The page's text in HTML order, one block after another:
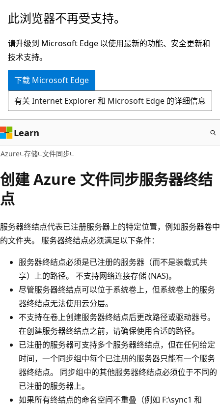
跳
主
要
内
此浏览器不再受支持。
请升级到 Microsoft Edge 以使用最新的功能、安全更新和
技术支持。
下载 Microsoft Edge
有关 Internet Explorer 和 Microsoft Edge 的详细信息
Learn
Azure 存储 文件同步
创建 Azure 文件同步服务器终结
点
服务器终结点代表已注册服务器上的特定位置，例如服务器卷中
的文件夹。 服务器终结点必须满足以下条件：
服务器终结点必须是已注册的服务器（而不是装载式共
享）上的路径。 不支持网络连接存储 (NAS)。
尽管服务器终结点可以位于系统卷上，但系统卷上的服务
器终结点无法使用云分层。
不支持在卷上创建服务器终结点后更改路径或驱动器号。
在创建服务器终结点之前，请确保使用合适的路径。
已注册的服务器可支持多个服务器终结点，但在任何给定
时间，一个同步组中每个已注册的服务器只能有一个服务
器终结点。 同步组中的其他服务器终结点必须位于不同的
已注册的服务器上。
如果所有终结点的命名空间不重叠（例如 F:\sync1 和